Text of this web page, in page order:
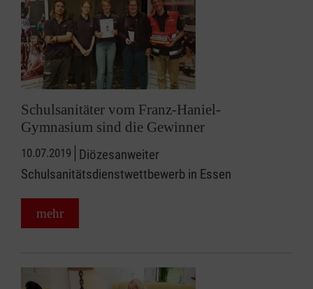
Schulsanitäter vom Franz-Haniel-
Gymnasium sind die Gewinner
10.07.2019
Diözesanweiter
Schulsanitätsdienstwettbewerb in Essen
mehr